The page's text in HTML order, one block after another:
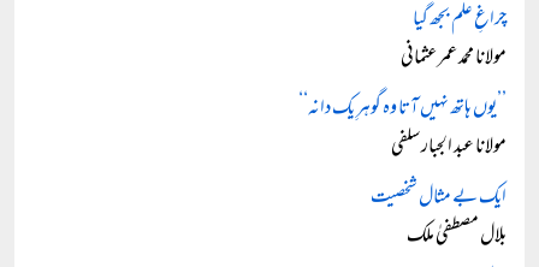
چراغِ علم بجھ گیا
مولانا محمد عمر عثمانی
’’یوں ہاتھ نہیں آتا وہ گوہرِ یک دانہ‘‘
مولانا عبد الجبار سلفی
ایک بے مثال شخصیت
بلال مصطفیٰ ملک